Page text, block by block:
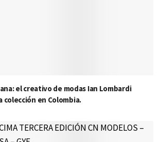
el creativo de modas Ian Lombardi
colección en Colombia.